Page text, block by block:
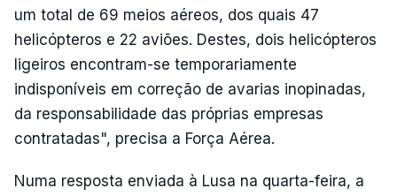
um total de 69 meios aéreos, dos quais 47
helicópteros e 22 aviões. Destes, dois helicópteros
ligeiros encontram-se temporariamente
indisponíveis em correção de avarias inopinadas,
da responsabilidade das próprias empresas
contratadas", precisa a Força Aérea.
Numa resposta enviada à Lusa na quarta-feira, a